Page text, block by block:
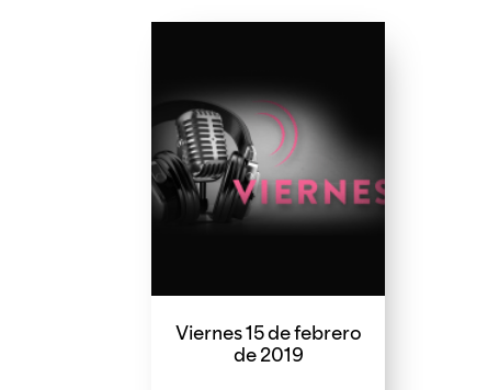
Viernes 15 de febrero
de 2019